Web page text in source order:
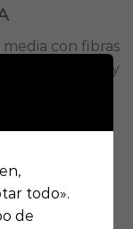
con fibras
para aguadas y
Pago.
#5 cantidad
todo».
de